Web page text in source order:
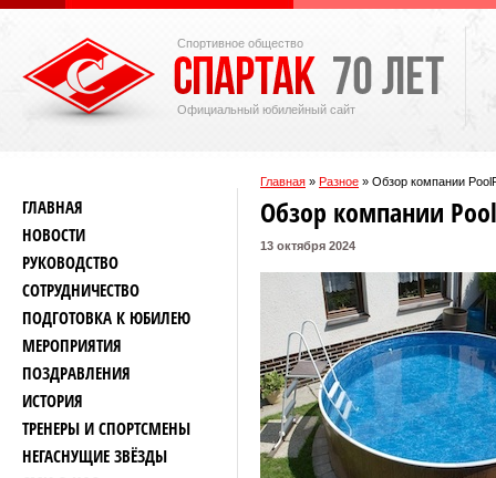
Спортивное общество
Официальный юбилейный сайт
Главная » Разное » Обзор компании
ГЛАВНАЯ
НОВОСТИ
РУКОВОДСТВО
СОТРУДНИЧЕСТВО
ПОДГОТОВКА К ЮБИЛЕЮ
МЕРОПРИЯТИЯ
ПОЗДРАВЛЕНИЯ
ИСТОРИЯ
ТРЕНЕРЫ И СПОРТСМЕНЫ
НЕГАСНУЩИЕ ЗВЁЗДЫ
Обзор компании
13 октября 2024